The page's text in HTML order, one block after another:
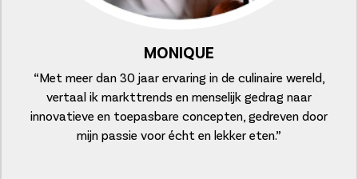
MONIQUE
“Met meer dan 30 jaar ervaring in de culinaire wereld,
vertaal ik markttrends en menselijk gedrag naar
innovatieve en toepasbare concepten, gedreven door
mijn passie voor écht en lekker eten.”